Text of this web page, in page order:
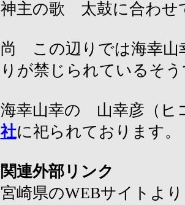
神主の歌 太鼓に合わ
尚 この辺りでは海幸山
りが禁じられているそ
海幸山幸の 山幸彦（ヒ
社に祀られております
関連外部リンク
宮崎県のWEBサイトよ